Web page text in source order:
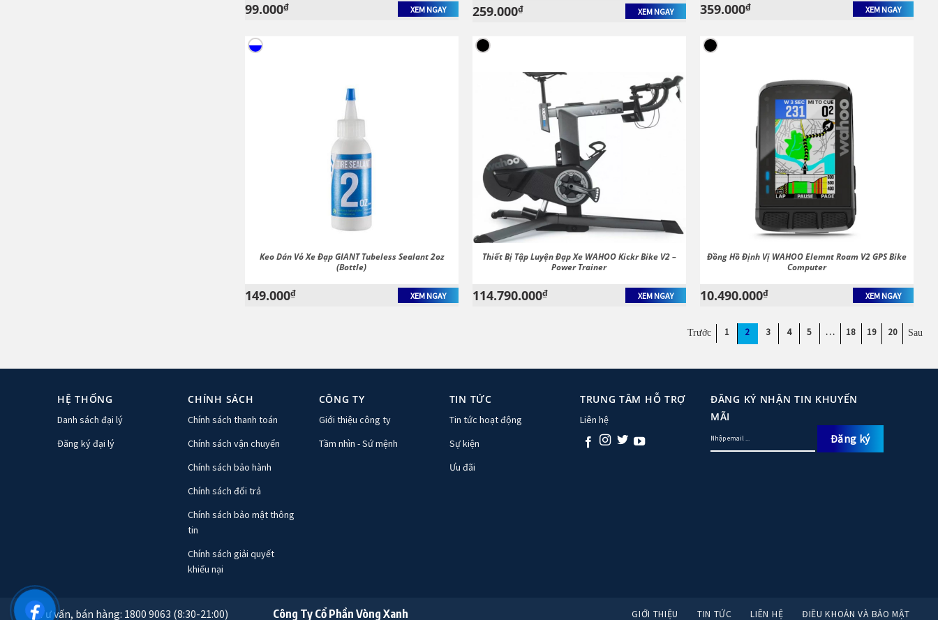
99.000₫ XEM NGAY 259.000₫ XEM NGAY 359.000₫ XEM NGAY
Keo Dán Vỏ Xe Đạp GIANT Tubeless Sealant 2oz
(Bottle)
149.000₫ XEM NGAY
Thiết Bị Tập Luyện Đạp Xe WAHOO Kickr Bike V2 –
Power Trainer
114.790.000₫ XEM NGAY
Đồng Hồ Định Vị WAHOO Elemnt Roam V2 GPS Bike
Computer
10.490.000₫ XEM NGAY
1 2 3 4 5 … 18 19 20
HỆ THỐNG
Danh sách đại lý
Đăng ký đại lý
CHÍNH SÁCH
Chính sách thanh toán
Chính sách vận chuyển
Chính sách bảo hành
Chính sách đổi trả
Chính sách bảo mật thông
tin
Chính sách giải quyết
khiếu nại
CÔNG TY
Giới thiệu công ty
Tầm nhìn - Sứ mệnh
TIN TỨC
Tin tức hoạt động
Sự kiện
Ưu đãi
TRUNG TÂM HỖ TRỢ
Liên hệ
ĐĂNG KÝ NHẬN TIN KHUYẾN
MÃI
Tư vấn, bán hàng: 1800 9063 (8:30-21:00) Công Ty Cổ Phần Vòng Xanh GIỚI THIỆU TIN TỨC LIÊN HỆ ĐIỀU KHOẢN VÀ BẢO MẬT